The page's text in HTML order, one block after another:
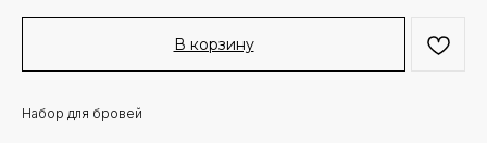
В корзину
Набор для бровей